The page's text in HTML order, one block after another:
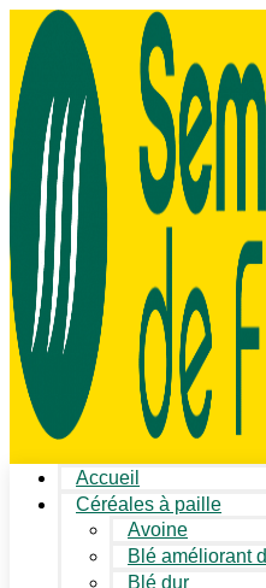
Accueil
Céréales à paille
Avoine
Blé améliorant
Blé dur